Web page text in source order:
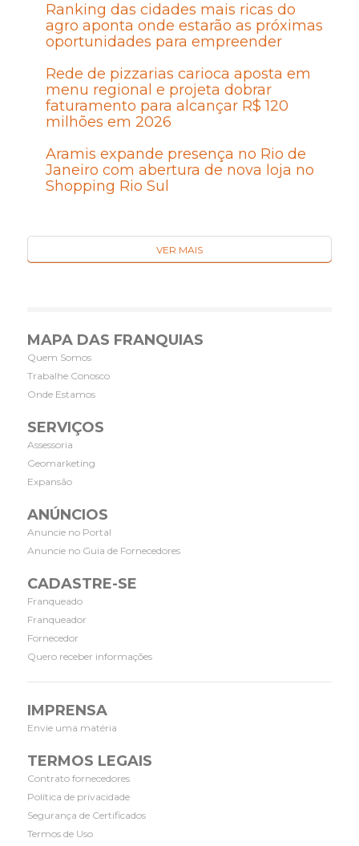
Ranking das cidades mais ricas do
agro aponta onde estarão as próximas
oportunidades para empreender
Rede de pizzarias carioca aposta em
menu regional e projeta dobrar
faturamento para alcançar R$ 120
milhões em 2026
Aramis expande presença no Rio de
Janeiro com abertura de nova loja no
Shopping Rio Sul
VER MAIS
MAPA DAS FRANQUIAS
Quem Somos
Trabalhe Conosco
Onde Estamos
SERVIÇOS
Assessoria
Geomarketing
Expansão
ANÚNCIOS
Anuncie no Portal
Anuncie no Guia de Fornecedores
CADASTRE-SE
Franqueado
Franqueador
Fornecedor
Quero receber informações
IMPRENSA
Envie uma matéria
TERMOS LEGAIS
Contrato fornecedores
Política de privacidade
Segurança de Certificados
Termos de Uso